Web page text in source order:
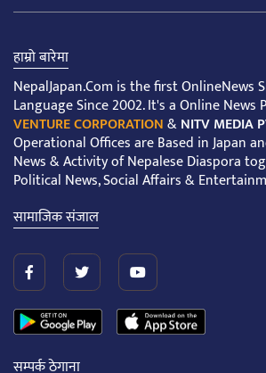
हाम्रो बारेमा
NepalJapan.Com is the first OnlineNews
Language Since 2002. It's a Online
VENTURE CORPORATION&NITV MEDIA
Operational Offices are Based in Japan
News & Activity of Nepalese Diaspora
Political News, Social Affairs &
सामाजिक संजाल
सम्पर्क ठेगाना